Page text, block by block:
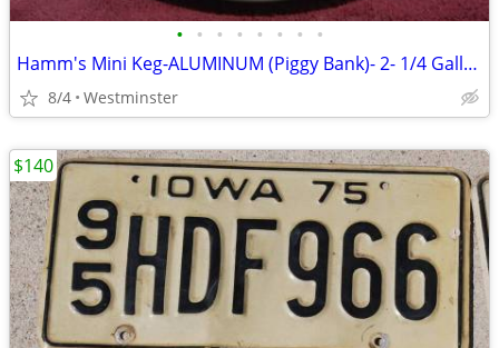
• • • • • • • •
Hamm's Mini Keg-ALUMINUM (Piggy Bank)- 2- 1/4 Gallon -Beer Keg 1960's
8/4 Westminster
$140